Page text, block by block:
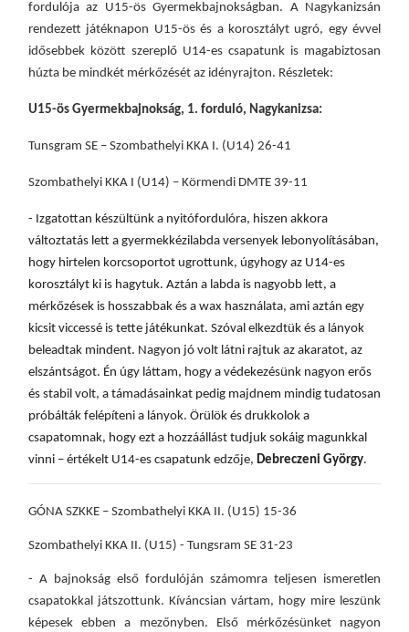
fordulója az U15-ös Gyermekbajnokságban. A Nagykanizsán
rendezett játéknapon U15-ös és a korosztályt ugró, egy évvel
idősebbek között szereplő U14-es csapatunk is magabiztosan
húzta be mindkét mérkőzését az idényrajton. Részletek:
U15-ös Gyermekbajnokság, 1. forduló, Nagykanizsa:
Tunsgram SE – Szombathelyi KKA I. (U14) 26-41
Szombathelyi KKA I (U14) – Körmendi DMTE 39-11
- Izgatottan készültünk a nyitófordulóra, hiszen akkora
változtatás lett a gyermekkézilabda versenyek lebonyolításában,
hogy hirtelen korcsoportot ugrottunk, úgyhogy az U14-es
korosztályt ki is hagytuk. Aztán a labda is nagyobb lett, a
mérkőzések is hosszabbak és a wax használata, ami aztán egy
kicsit viccessé is tette játékunkat. Szóval elkezdtük és a lányok
beleadtak mindent. Nagyon jó volt látni rajtuk az akaratot, az
elszántságot. Én úgy láttam, hogy a védekezésünk nagyon erős
és stabil volt, a támadásainkat pedig majdnem mindig tudatosan
próbálták felépíteni a lányok. Örülök és drukkolok a
csapatomnak, hogy ezt a hozzáállást tudjuk sokáig magunkkal
vinni – értékelt U14-es csapatunk edzője, Debreczeni György.
GÓNA SZKKE – Szombathelyi KKA II. (U15) 15-36
Szombathelyi KKA II. (U15) - Tungsram SE 31-23
- A bajnokság első fordulóján számomra teljesen ismeretlen
csapatokkal játszottunk. Kíváncsian vártam, hogy mire leszünk
képesek ebben a mezőnyben. Első mérkőzésünket nagyon